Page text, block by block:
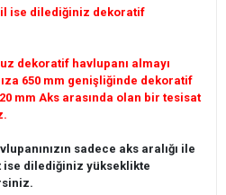
ise dilediğiniz dekoratif
dekoratif havlupanı almayı
650 mm genişliğinde dekoratif
mm Aks arasında olan bir tesisat
sadece aks aralığı ile
ise dilediğiniz yükseklikte